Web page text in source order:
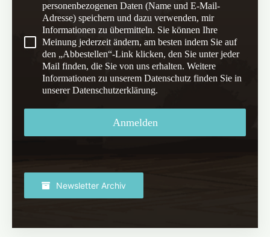
personenbezogenen Daten (Name und E-Mail-
Adresse) speichern und dazu verwenden, mir
Informationen zu übermitteln. Sie können Ihre
Meinung jederzeit ändern, am besten indem Sie auf
den „Abbestellen“-Link klicken, den Sie unter jeder
Mail finden, die Sie von uns erhalten. Weitere
Informationen zu unserem Datenschutz finden Sie in
unserer Datenschutzerklärung.
Anmelden
Newsletter Archiv